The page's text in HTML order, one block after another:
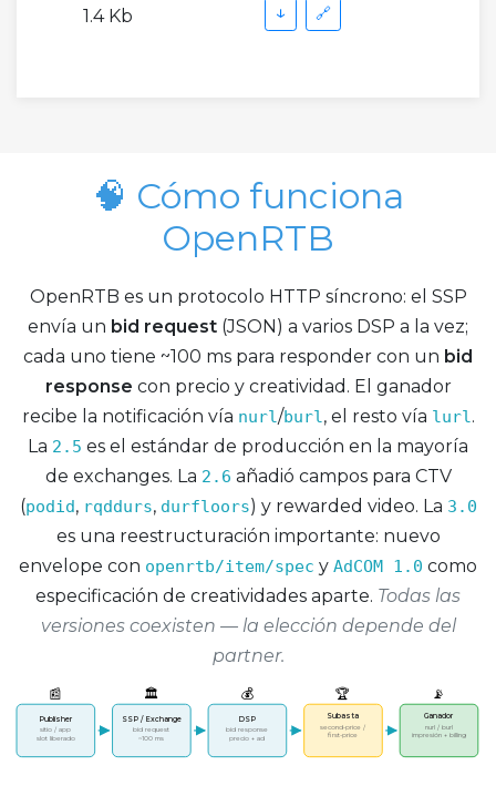
1.4 Kb
↓ 🔗
🧠 Cómo funciona
OpenRTB
OpenRTB es un protocolo HTTP síncrono: el SSP
envía un bid request (JSON) a varios DSP a la vez;
cada uno tiene ~100 ms para responder con un bid
response con precio y creatividad. El ganador
recibe la notificación vía nurl/burl , el resto vía lurl .
La 2.5 es el estándar de producción en la mayoría
de exchanges. La 2.6 añadió campos para CTV
(podid, rqddurs, durfloors) y rewarded video. La 3.0
es una reestructuración importante: nuevo
envelope con openrtb/item/spec y AdCOM 1.0 como
especificación de creatividades aparte. Todas las
versiones coexisten — la elección depende del
partner.
📰
Publisher
sitio / app
slot liberado
🏛️
SSP / Exchange
bid request
~100 ms
💰
DSP
bid response
precio + ad
🏆
Subasta
second-price /
first-price
📡
Ganador
nurl / burl
impresión + billing